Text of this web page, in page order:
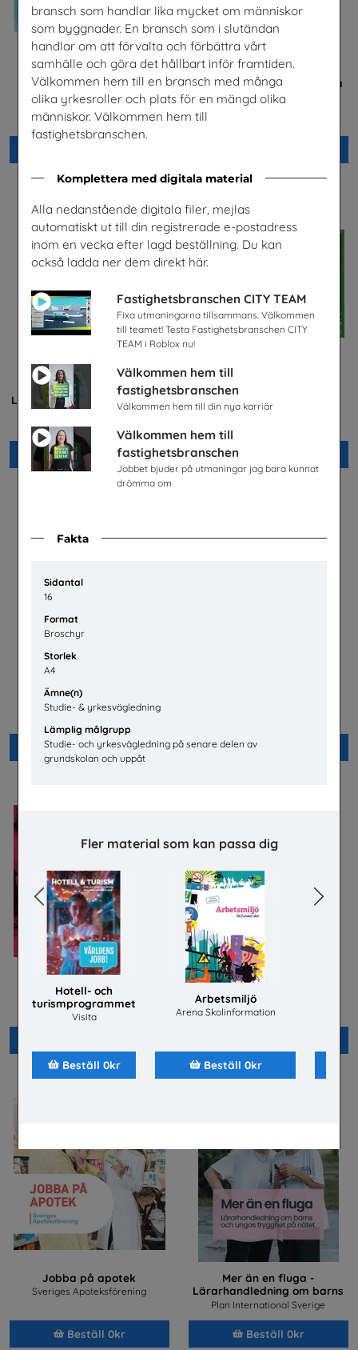
Fakta
Sidantal
16
Format
Broschyr
Storlek
A4
Ämne(n)
Studie- & yrkesvägledning
Lämplig målgrupp
Studie- och yrkesvägledning på senare delen av
grundskolan och uppåt
bransch som handlar lika mycket om människor
som byggnader. En bransch som i slutändan
handlar om att förvalta och förbättra vårt
samhälle och göra det hållbart inför framtiden.
Välkommen hem till en bransch med många
olika yrkesroller och plats för en mängd olika
människor. Välkommen hem till
fastighetsbranschen.
Komplettera med digitala material
Alla nedanstående digitala filer, mejlas
automatiskt ut till din registrerade e-postadress
inom en vecka efter lagd beställning. Du kan
också ladda ner dem direkt här.
Fastighetsbranschen CITY TEAM
Fixa utmaningarna tillsammans. Välkommen
till teamet! Testa Fastighetsbranschen CITY
TEAM i Roblox nu!
Välkommen hem till
fastighetsbranschen
Välkommen hem till din nya karriär
Välkommen hem till
fastighetsbranschen
Jobbet bjuder på utmaningar jag bara kunnat
drömma om
Fler material som kan passa dig
Hotell- och
turismprogrammet
Visita
Beställ 0kr
Arbetsmiljö
Arena Skolinformation
Beställ 0kr
Previous Next
El- och energiprogrammet,
Arabiska
Installatörsföretagen Service i
Sverige AB
Bostäder, hyror och historia
Hyresgästföreningen
Är du säker? -
Lärarhandledning lågstadiet
Unga Forskare
Beställ 0kr
Möjligheter med el- och
energiprogrammet
Installatörsföretagen Service i
Är du säker? högstadiet,
lärarhandledning
Beställ 0kr Beställ 0kr
Säkra svar om hiv
Riksförbundet Noaks Ark
Checklista för undervisning
om pornografi
Unizon
Jobba på apotek
Sveriges Apoteksförening
Beställ 0kr
Mer än en fluga -
Lärarhandledning om barns
och ungas trygghet på nätet
Plan International Sverige
Beställ 0kr